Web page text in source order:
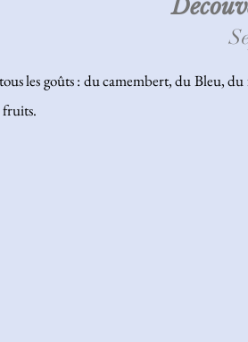
les goûts : du camembert, du Bleu,